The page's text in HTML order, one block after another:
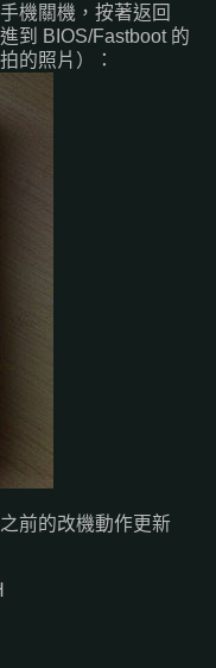
機關機，按著返回
到 BIOS/Fastboot 的
的照片）：
前的改機動作更新